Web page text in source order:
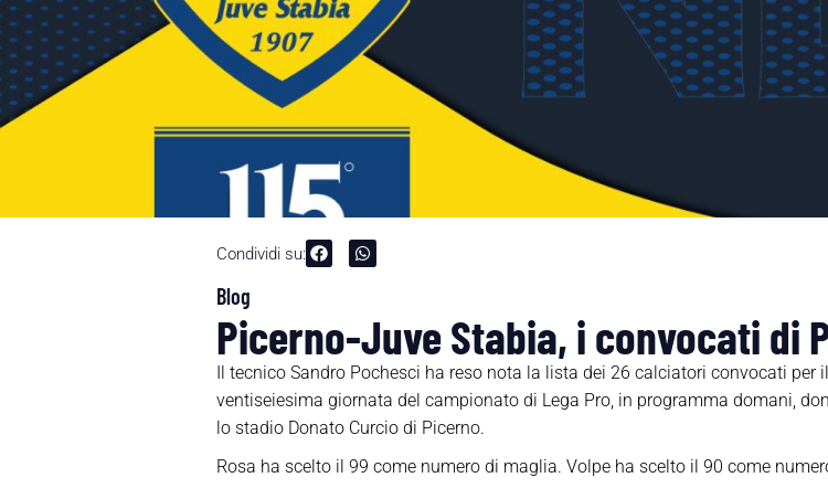
Condividi su:
Blog
Picerno-Juve Stabia, i convocati di
Il tecnico Sandro Pochesci ha reso nota la lista dei 26 calciatori convocati per
ventiseiesima giornata del campionato di Lega Pro, in programma domani,
lo stadio Donato Curcio di Picerno.
Rosa ha scelto il 99 come numero di maglia. Volpe ha scelto il 90 come